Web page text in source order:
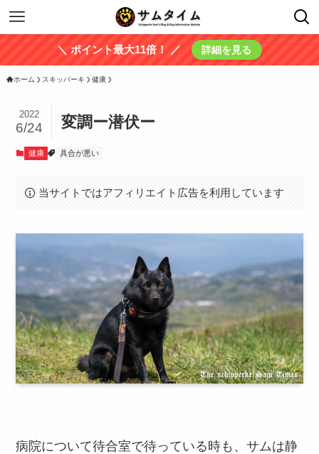
＼ ポイント最大11倍！ ／ 詳細を見る
ホーム スキッパーキ 健康
変調ー潜伏ー
2022
6/24
健康 具合が悪い
当サイトではアフィリエイト広告を利用しています
病院について待合室で待っている時も、サムは静